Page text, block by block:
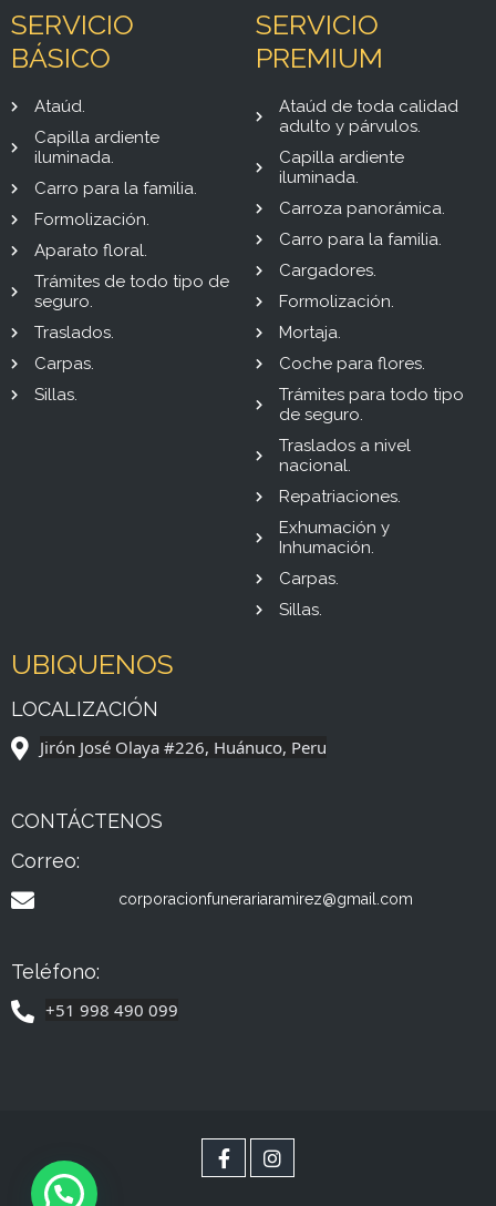
SERVICIO
BÁSICO
Ataúd.
Capilla ardiente
iluminada.
Carro para la familia.
Formolización.
Aparato floral.
Trámites de todo tipo de
seguro.
Traslados.
Carpas.
Sillas.
SERVICIO
PREMIUM
Ataúd de toda calidad
adulto y párvulos.
Capilla ardiente
iluminada.
Carroza panorámica.
Carro para la familia.
Cargadores.
Formolización.
Mortaja.
Coche para flores.
Trámites para todo tipo
de seguro.
Traslados a nivel
nacional.
Repatriaciones.
Exhumación y
Inhumación.
Carpas.
Sillas.
UBIQUENOS
LOCALIZACIÓN
Jirón José Olaya #226, Huánuco, Peru
CONTÁCTENOS
Correo:
corporacionfunerariaramirez@gmail.com
Teléfono:
+51 998 490 099